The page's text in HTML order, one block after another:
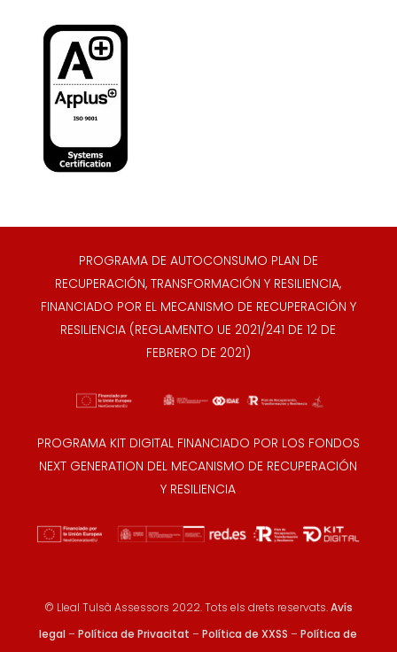
PROGRAMA DE AUTOCONSUMO PLAN DE
RECUPERACIÓN, TRANSFORMACIÓN Y RESILIENCIA,
FINANCIADO POR EL MECANISMO DE RECUPERACIÓN Y
RESILIENCIA (REGLAMENTO UE 2021/241 DE 12 DE
FEBRERO DE 2021)
PROGRAMA KIT DIGITAL FINANCIADO POR LOS FONDOS
NEXT GENERATION DEL MECANISMO DE RECUPERACIÓN
Y RESILIENCIA
© Lleal Tulsà Assessors 2022. Tots els drets reservats.Avís
legal–Política de Privacitat –Política de XXSS –Política de